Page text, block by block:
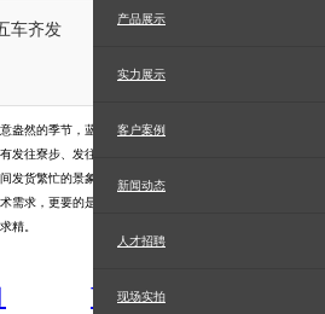
产品展示
实力展示
客户案例
新闻动态
人才招聘
现场实拍
车齐发
盎然的季节，蓝威自动化又迎来了发货的小高峰，
发往寮步、发往清溪、发往惠州和茂名等客户现场；
发货繁忙的景象吧！
需求，更要的是每个部门的同事们都能很好的做好沟
精。
下一篇:又是一个